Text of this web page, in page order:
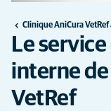
Le
interne
VetRef